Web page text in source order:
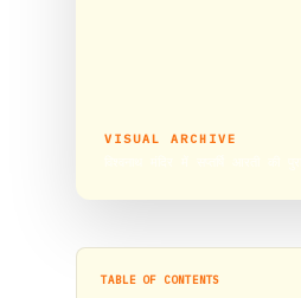
VISUAL ARCHIVE
TABLE OF CONTENTS